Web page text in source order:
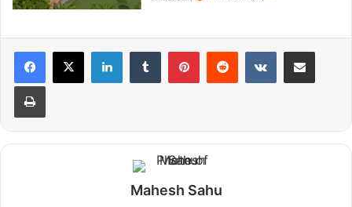
Mahesh Sahu